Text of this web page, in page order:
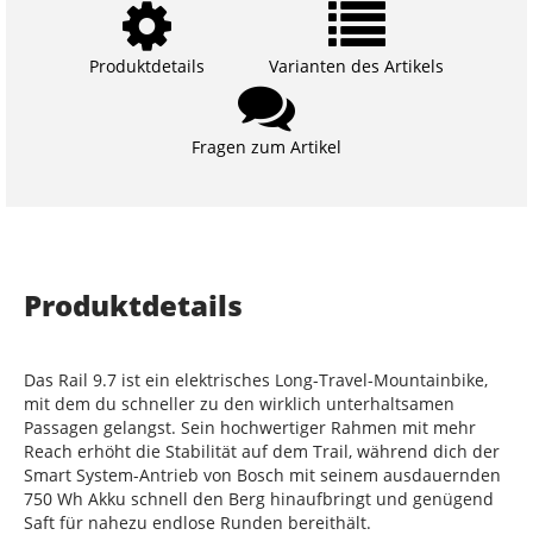
Produktdetails Varianten des Artikels
Fragen zum Artikel
Produktdetails
Das Rail 9.7 ist ein elektrisches Long-Travel-Mountainbike,
mit dem du schneller zu den wirklich unterhaltsamen
Passagen gelangst. Sein hochwertiger Rahmen mit mehr
Reach erhöht die Stabilität auf dem Trail, während dich der
Smart System-Antrieb von Bosch mit seinem ausdauernden
750 Wh Akku schnell den Berg hinaufbringt und genügend
Saft für nahezu endlose Runden bereithält.